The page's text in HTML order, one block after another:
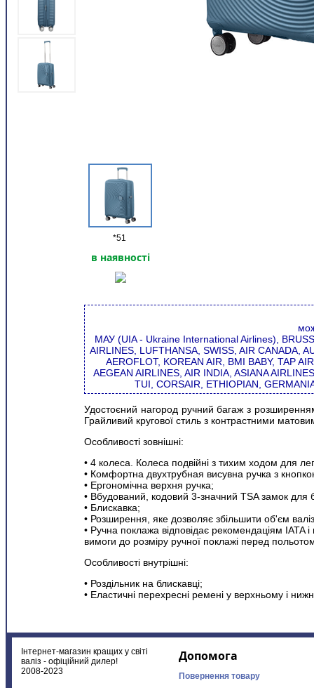
*51
в наявності
МАУ (UIA - Ukraine International Airlines),
AIRLINES, LUFTHANSA, SWISS, AIR CANADA,
AEROFLOT, KOREAN AIR, BMI BABY, TAP
AEGEAN AIRLINES, AIR INDIA, ASIANA
TUI, CORSAIR, ETHIOPIAN,
Удостоєний нагород ручний багаж з
Грайливий кругової стиль з контрастними
Особливості зовнішні:
• 4 колеса. Колеса подвійні з тихим ходом для
• Комфортна двухтрубная висувна ручка з
• Ергономічна верхня ручка;
• Вбудований, кодовий 3-значний TSA замок для
• Блискавка;
• Розширення, яке дозволяє збільшити об'єм
• Ручна поклажа відповідає рекомендаціям IATA
вимоги до розміру ручної поклажі перед
Особливості внутрішні:
• Роздільник на блискавці;
• Еластичні перехресні ремені у верхньому і
Інтернет-магазин кращих у світі
валіз - офіційний дилер!
2008-2023
Допомога
Повернення товару